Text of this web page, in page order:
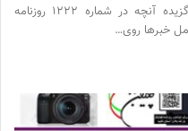
شماره 1222 روزنامه فوتبالز منتشر شد گزیده آنچه در شماره 1222 روزنامه
خبرها روی…